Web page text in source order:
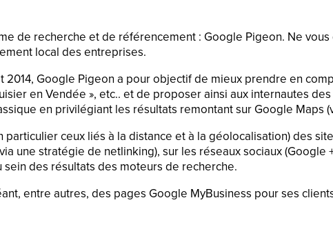
de recherche et de référencement : Google Pigeon. Ne
local des entreprises.
Google Pigeon a pour objectif de mieux prendre en
en Vendée », etc.. et de proposer ainsi aux internautes
en privilégiant les résultats remontant sur Google Maps
ceux liés à la distance et à la géolocalisation) des
une stratégie de netlinking), sur les réseaux sociaux
des résultats des moteurs de recherche.
entre autres, des pages Google MyBusiness pour ses